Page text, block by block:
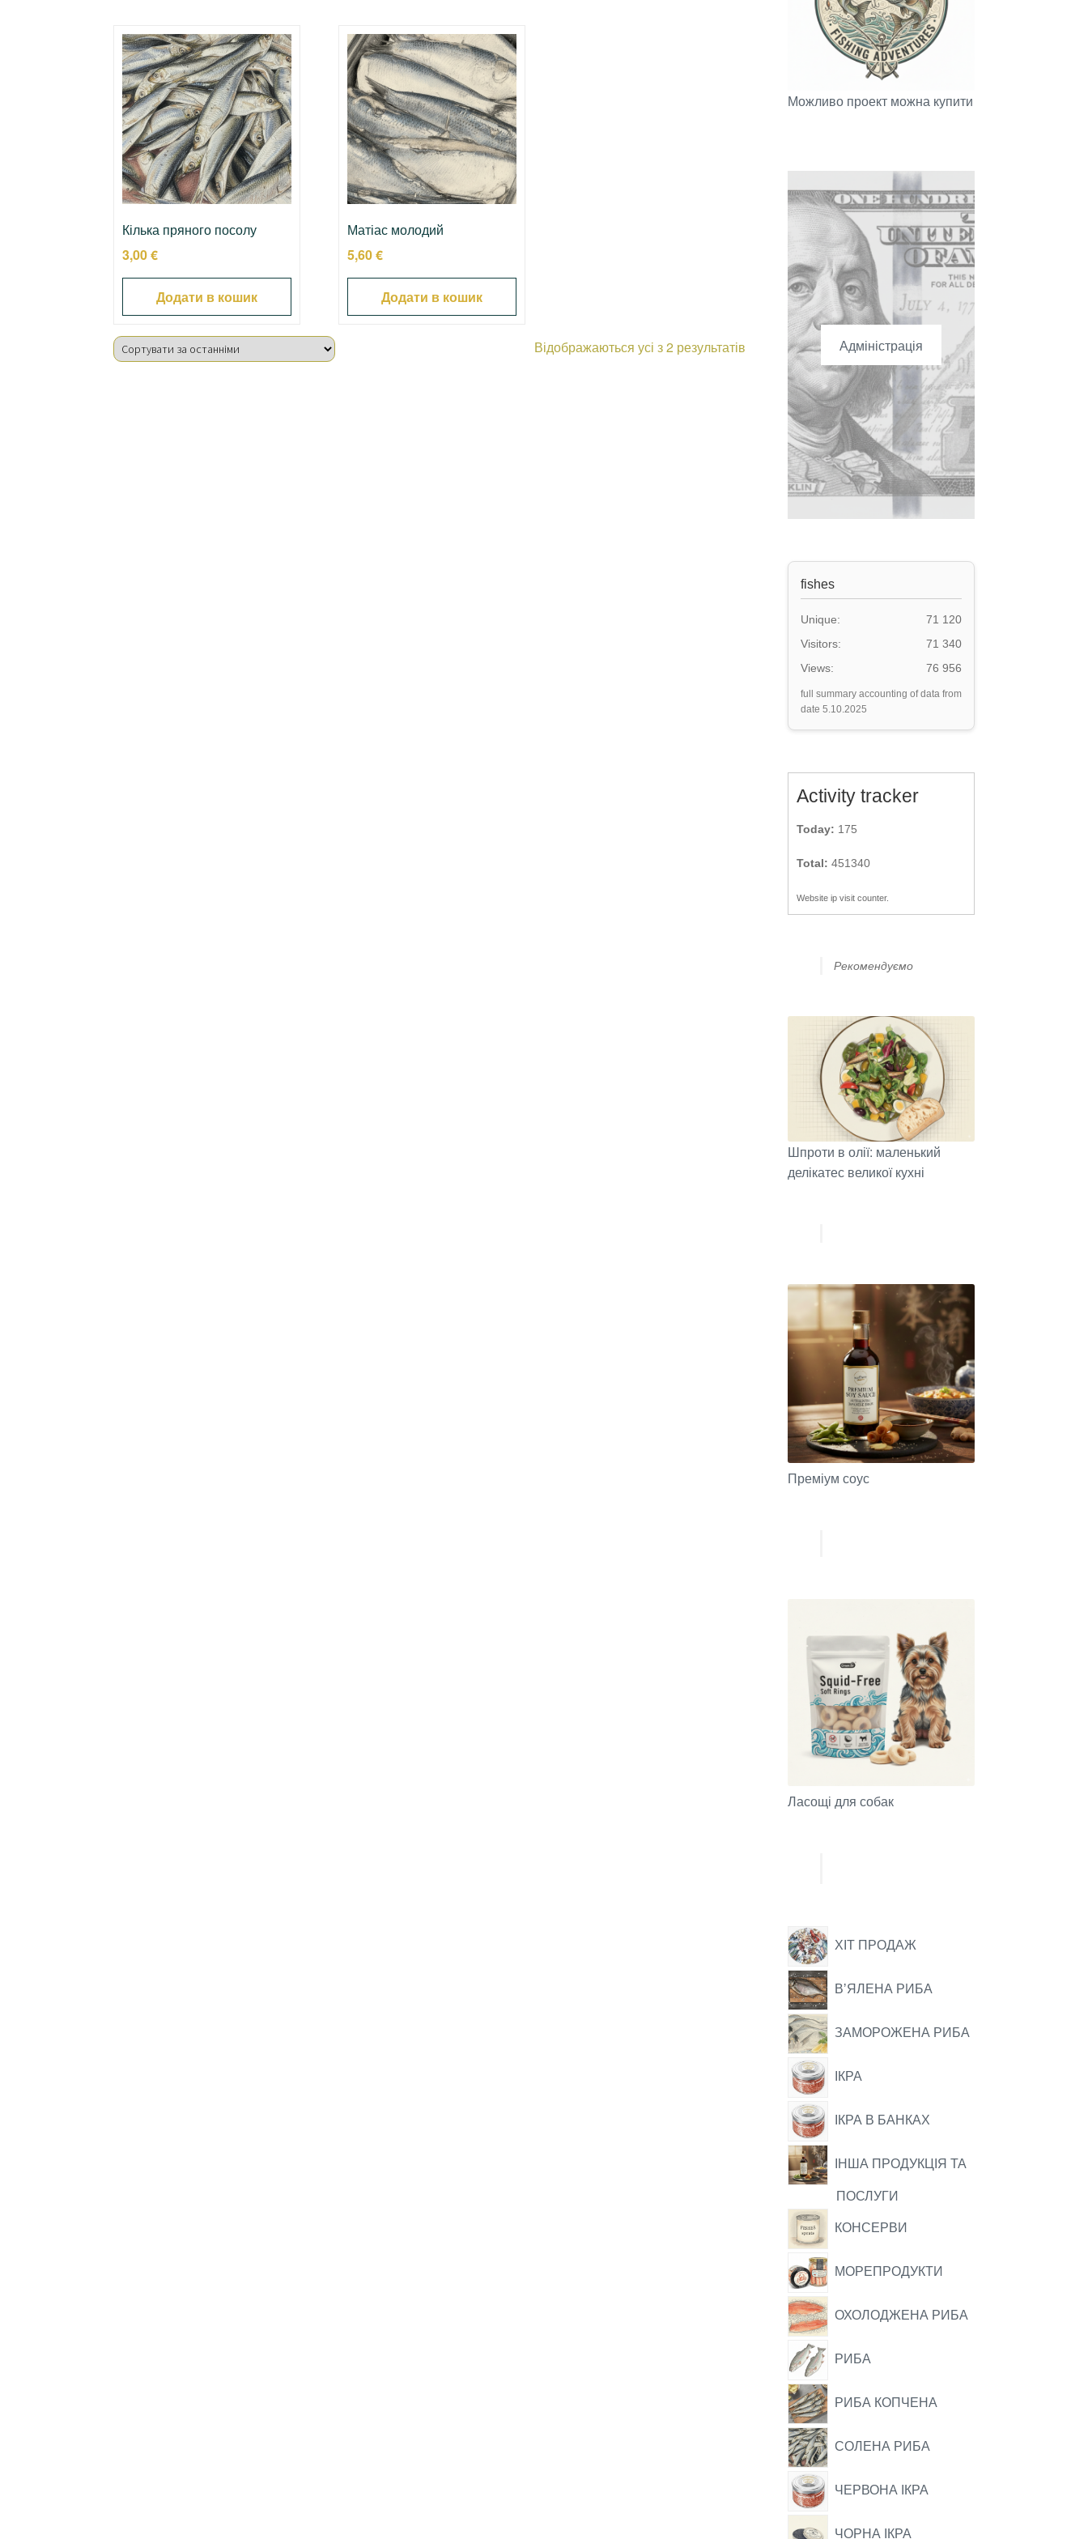
Кілька пряного посолу
3,00€
Додати в кошик
Матіас молодий
5,60€
Додати в кошик
Відображаються усі з 2 результатів Сортовано
останнім
Можливо проект можна купити
Адміністрація
fishes
Unique:
71 120
Visitors:
71 340
Views:
76 956
full summary accounting of data from
date 5.10.2025
Activity tracker
Today: 175
Total: 451340
Website ip visit counter.
Рекомендуємо
Шпроти в олії: маленький
делікатес великої кухні
Преміум соус
Ласощі для собак
ХІТ ПРОДАЖ
ВʼЯЛЕНА РИБА
ЗАМОРОЖЕНА РИБА
ІКРА
ІКРА В БАНКАХ
ІНША ПРОДУКЦІЯ ТА
ПОСЛУГИ
КОНСЕРВИ
МОРЕПРОДУКТИ
ОХОЛОДЖЕНА РИБА
РИБА
РИБА КОПЧЕНА
СОЛЕНА РИБА
ЧЕРВОНА ІКРА
ЧОРНА ІКРА